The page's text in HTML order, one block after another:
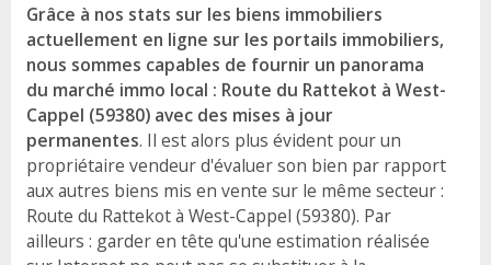
Grâce à nos stats sur les biens immobiliers
actuellement en ligne sur les portails immobiliers,
nous sommes capables de fournir un panorama
du marché immo local : Route du Rattekot à West-
Cappel (59380) avec des mises à jour
permanentes. Il est alors plus évident pour un
propriétaire vendeur d'évaluer son bien par rapport
aux autres biens mis en vente sur le même secteur :
Route du Rattekot à West-Cappel (59380). Par
ailleurs : garder en tête qu'une estimation réalisée